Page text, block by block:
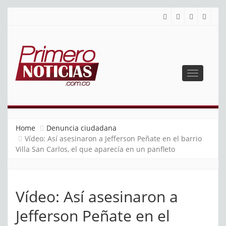
Toggle
Home
Denuncia ciudadana
Vídeo: Así asesinaron a Jefferson Peñate en el barrio
Villa San Carlos, el que aparecía en un panfleto
Vídeo: Así asesinaron a
Jefferson Peñate en el